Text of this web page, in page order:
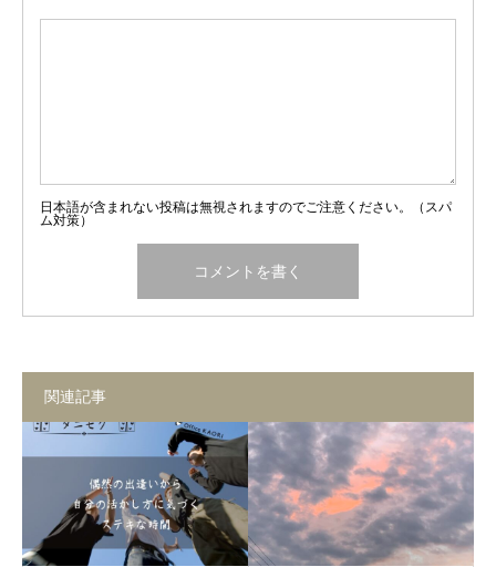
日本語が含まれない投稿は無視されますのでご注意ください。（スパ
ム対策）
関連記事